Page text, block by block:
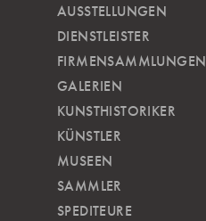
AUSSTELLUNGEN
DIENSTLEISTER
FIRMENSAMMLUNGEN
GALERIEN
KUNSTHISTORIKER
KÜNSTLER
MUSEEN
SAMMLER
SPEDITEURE